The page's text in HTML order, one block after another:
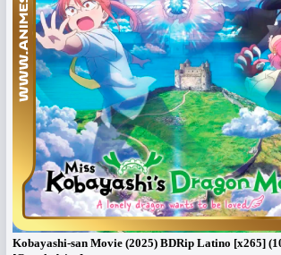
Kobayashi-san Movie (2025) BDRip Latino [x265]